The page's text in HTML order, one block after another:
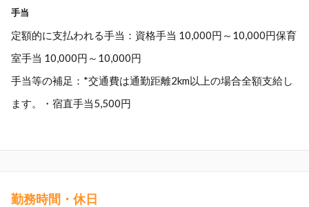
手当
定額的に支払われる手当：資格手当 10,000円～10,000円保育
室手当 10,000円～10,000円
手当等の補足：*交通費は通勤距離2km以上の場合全額支給し
ます。・宿直手当5,500円
勤務時間・休日